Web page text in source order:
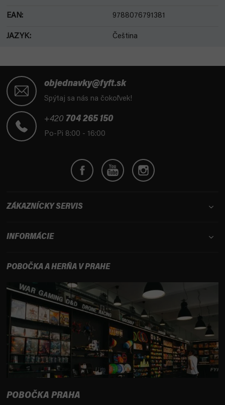
EAN: 9788076791381
JAZYK: Čeština
objednavky@fyft.sk
Spýtaj sa nás na čokoľvek!
+420 704 265 150
Po-Pi 8:00 - 16:00
ZÁKAZNÍCKY SERVIS
INFORMÁCIE
POBOČKA A HERŇA V PRAHE
POBOČKA PRAHA